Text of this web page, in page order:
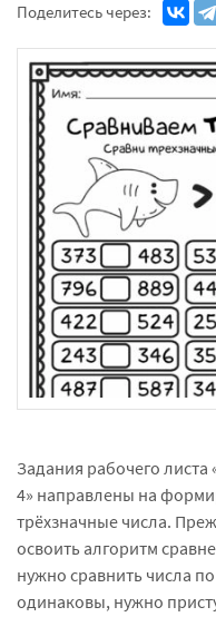
Поделитесь через:
Задания рабочего
4» направлены на
трёхзначные числа.
освоить алгоритм
нужно сравнить числа
одинаковы, нужно